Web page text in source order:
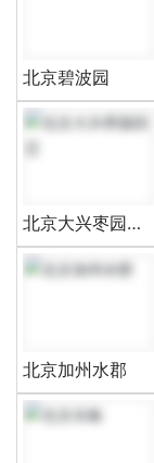
北京碧波园
北京大兴枣园回
迁
北京加州水郡